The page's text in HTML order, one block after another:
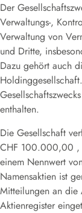
Der
Verwaltungs-,
Verwaltung von
und Dritte,
Dazu gehört auch
Holdinggesellschaft.
enthalten.
Die Gesellschaft
CHF 100.000,00 ,
einem Nennwert
Namensaktien ist
Mitteilungen an
Aktienregister